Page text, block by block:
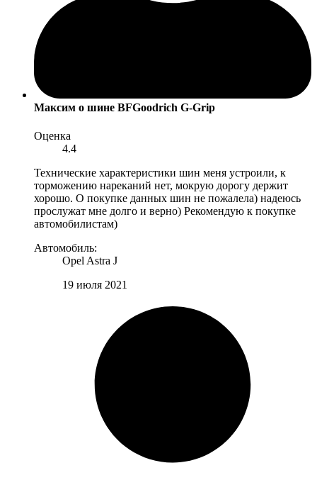
Максим о шине BFGoodrich G-Grip
Оценка
4.4
Технические характеристики шин меня устроили, к
торможению нареканий нет, мокрую дорогу держит
хорошо. О покупке данных шин не пожалела) надеюсь
прослужат мне долго и верно) Рекомендую к покупке
автомобилистам)
Автомобиль:
Opel Astra J
19 июля 2021